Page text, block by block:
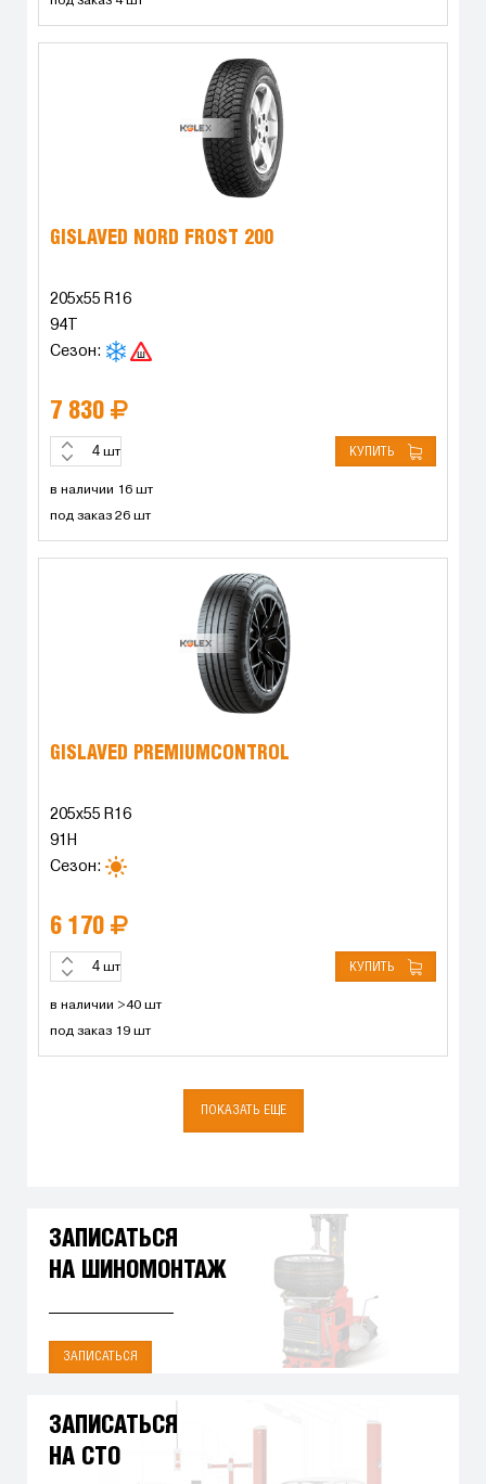
GISLAVED NORD FROST 200
205x55 R16
94T
Сезон:
7 830
шт КУПИТЬ
в наличии 16 шт
под заказ 26 шт
GISLAVED PREMIUMCONTROL
205x55 R16
91H
Сезон:
6 170
шт КУПИТЬ
в наличии >40 шт
под заказ 19 шт
ПОКАЗАТЬ ЕЩЕ
ЗАПИСАТЬСЯ
НА ШИНОМОНТАЖ
ЗАПИСАТЬСЯ
ЗАПИСАТЬСЯ
НА СТО